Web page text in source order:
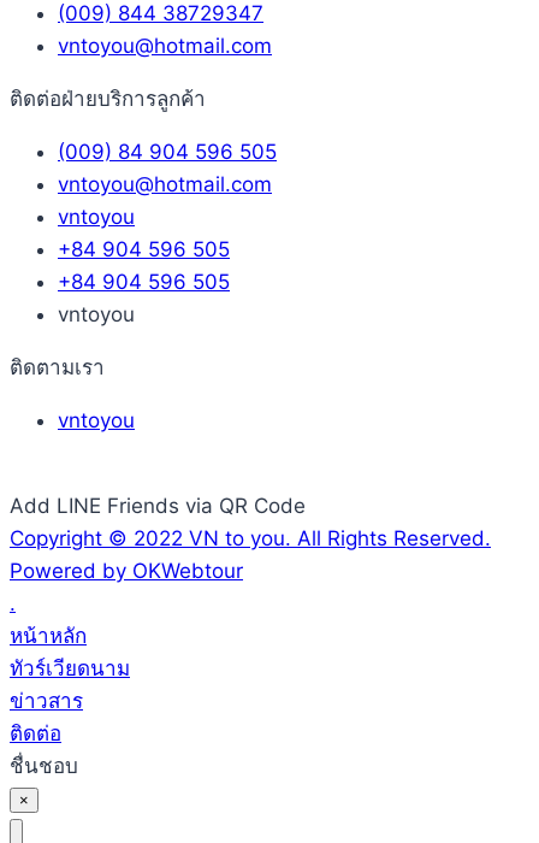
(009) 844 38729347
vntoyou@hotmail.com
ติดต่อฝ่ายบริการลูกค้า
(009) 84 904 596 505
vntoyou@hotmail.com
vntoyou
+84 904 596 505
+84 904 596 505
vntoyou
ติดตามเรา
vntoyou
Add LINE Friends via QR Code
Copyright © 2022 VN to you. All Rights Reserved.
Powered by OKWebtour
.
หน้าหลัก
ทัวร์เวียดนาม
ข่าวสาร
ติดต่อ
ชื่นชอบ
×